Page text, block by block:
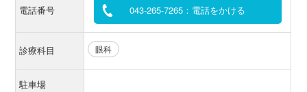
電話番号 043-265-7265：電話をかける
診療科目 眼科
駐車場